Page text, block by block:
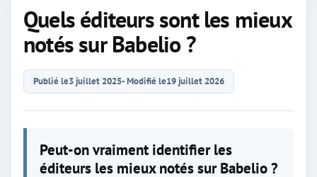
Quels éditeurs sont les mieux
notés sur Babelio ?
Publié le3 juillet 2025- Modifié le19 juillet 2026
Peut-on vraiment identifier les
éditeurs les mieux notés sur Babelio ?